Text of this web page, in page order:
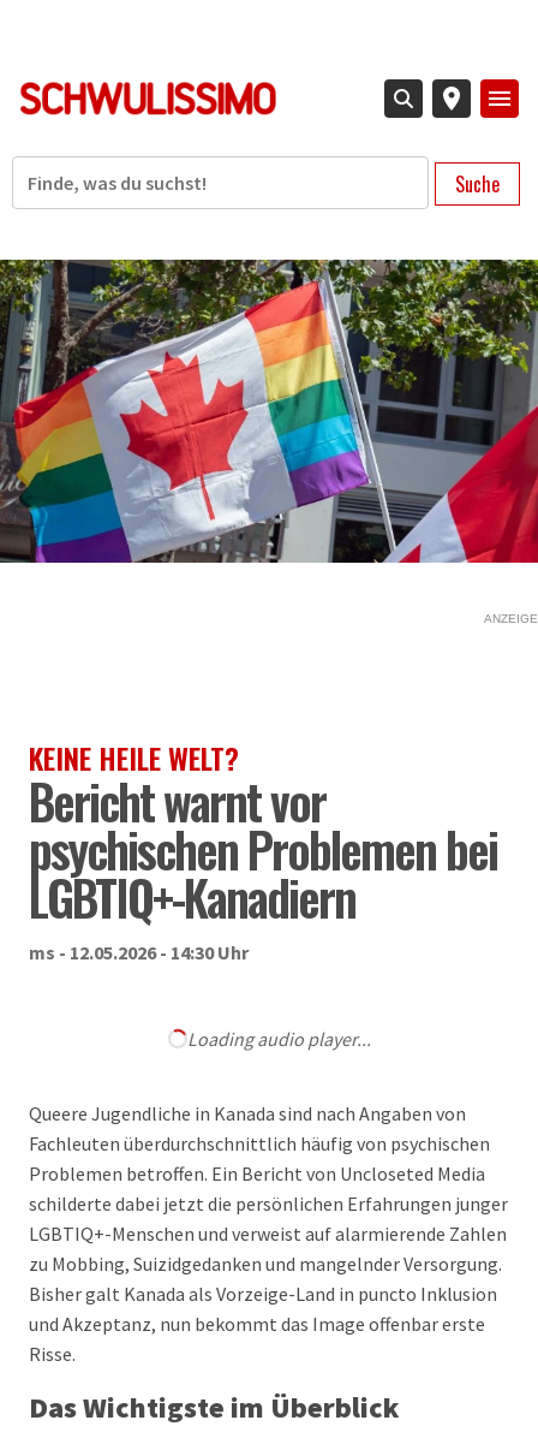
Suche
ANZEIGE
KEINE HEILE WELT?
Bericht warnt vor
psychischen Problemen bei
LGBTIQ+-Kanadiern
ms - 12.05.2026 - 14:30 Uhr
Loading audio player...
Queere Jugendliche in Kanada sind nach Angaben von
Fachleuten überdurchschnittlich häufig von psychischen
Problemen betroffen. Ein Bericht von Uncloseted Media
schilderte dabei jetzt die persönlichen Erfahrungen junger
LGBTIQ+-Menschen und verweist auf alarmierende Zahlen
zu Mobbing, Suizidgedanken und mangelnder Versorgung.
Bisher galt Kanada als Vorzeige-Land in puncto Inklusion
und Akzeptanz, nun bekommt das Image offenbar erste
Risse.
Das Wichtigste im Überblick